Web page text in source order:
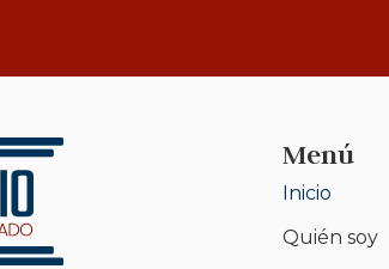
Menú
Inicio
Quién soy